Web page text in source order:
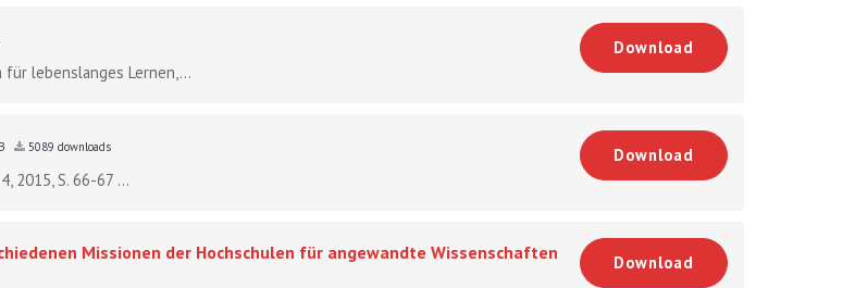
für lebenslanges Lernen,...
Download
5089 downloads
2015, S. 66-67 ...
Download
Missionen der Hochschulen für angewandte Wissenschaften Download